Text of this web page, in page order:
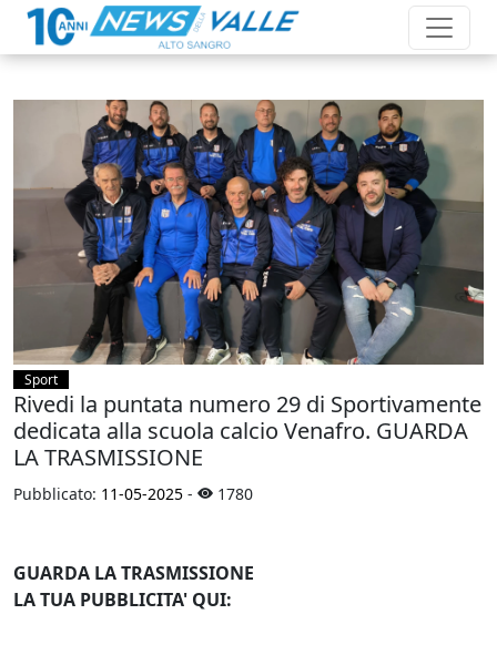
Sport
Rivedi la puntata numero 29 di Sportivamente
dedicata alla scuola calcio Venafro. GUARDA
LA TRASMISSIONE
Pubblicato: 11-05-2025 - 1780
GUARDA LA TRASMISSIONE
LA TUA PUBBLICITA' QUI: